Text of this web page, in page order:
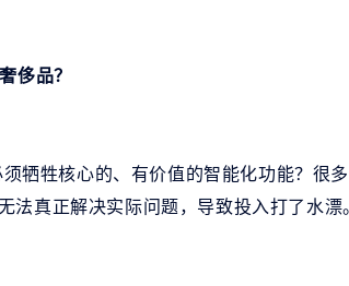
侈品？
牺牲核心的、有价值的智能化功能？很
法真正解决实际问题，导致投入打了水漂。